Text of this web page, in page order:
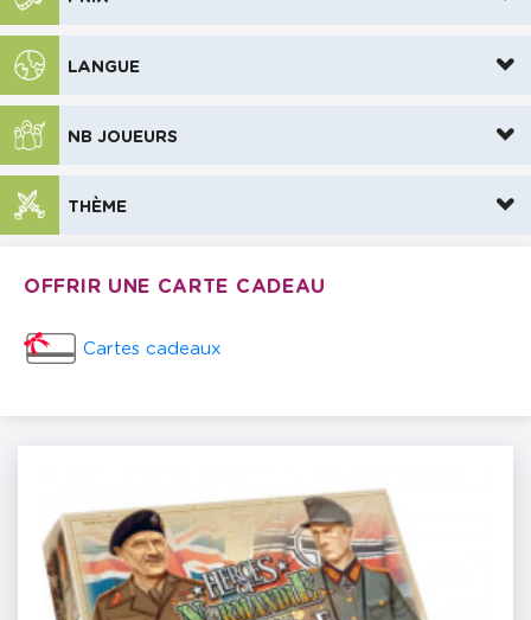
LANGUE
NB JOUEURS
THÈME
OFFRIR UNE CARTE CADEAU
Cartes cadeaux